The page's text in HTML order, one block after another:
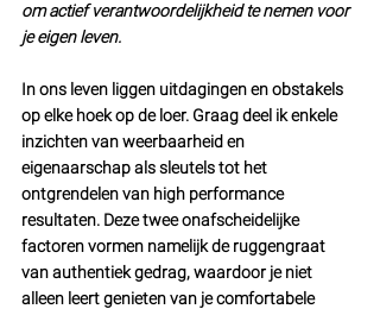
om actief verantwoordelijkheid te nemen voor
je eigen leven.
In ons leven liggen uitdagingen en obstakels
op elke hoek op de loer. Graag deel ik enkele
inzichten van weerbaarheid en
eigenaarschap als sleutels tot het
ontgrendelen van high performance
resultaten. Deze twee onafscheidelijke
factoren vormen namelijk de ruggengraat
van authentiek gedrag, waardoor je niet
alleen leert genieten van je comfortabele